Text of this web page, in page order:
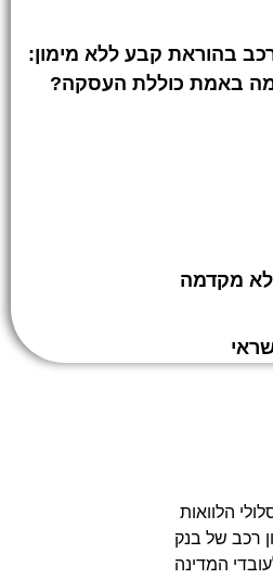
בהוראת קבע ללא מימון:
באמת כוללת העסקה?